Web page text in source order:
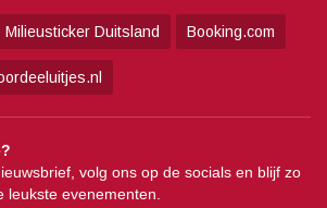
Milieusticker Duitsland Booking.com
volg ons op de socials en blijf zo
evenementen.